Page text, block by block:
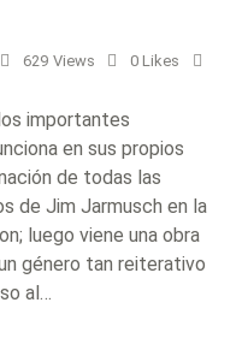
629 Views 0 Likes
importantes
en sus propios
de todas las
de Jim Jarmusch en la
luego viene una obra
género tan reiterativo
al…